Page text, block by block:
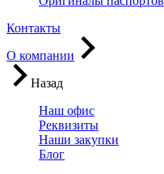
Контакты
О компании
Назад
Наш офис
Реквизиты
Наши закупки
Блог